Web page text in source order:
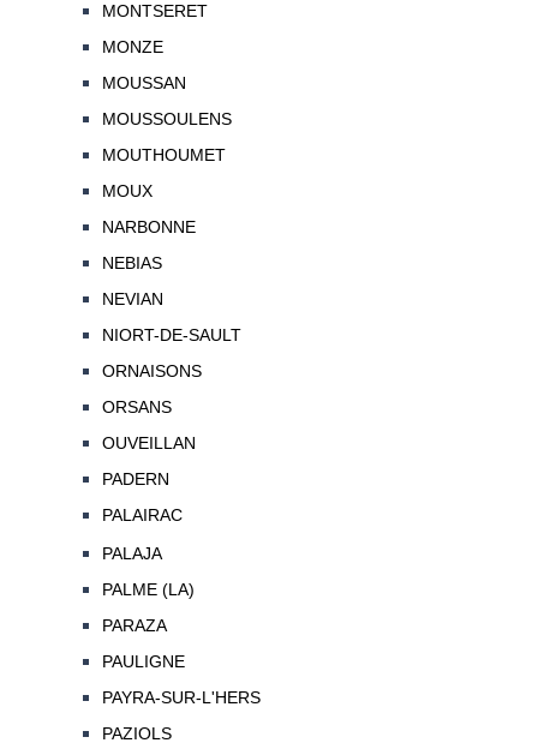
MONTSERET
MONZE
MOUSSAN
MOUSSOULENS
MOUTHOUMET
MOUX
NARBONNE
NEBIAS
NEVIAN
NIORT-DE-SAULT
ORNAISONS
ORSANS
OUVEILLAN
PADERN
PALAIRAC
PALAJA
PALME (LA)
PARAZA
PAULIGNE
PAYRA-SUR-L'HERS
PAZIOLS